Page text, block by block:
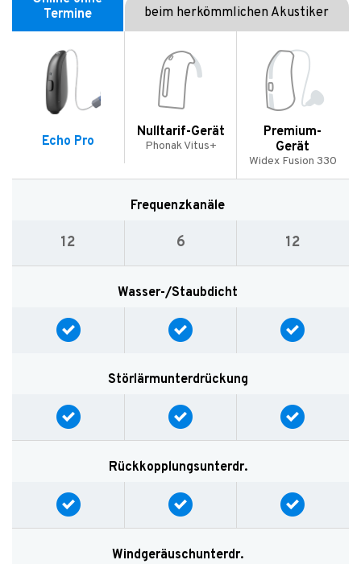
Termine
beim herkömmlichen Akustiker
Echo Pro
Nulltarif-Gerät
Phonak Vitus+
Premium-
Gerät
Widex Fusion 330
Frequenzkanäle
12 6 12
Wasser-/Staubdicht
Störlärmunterdrückung
Rückkopplungsunterdr.
Windgeräuschunterdr.